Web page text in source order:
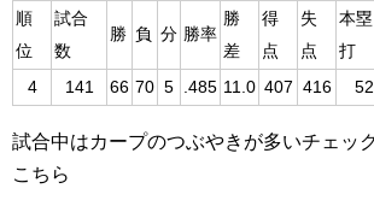
順
位
試合
数
勝 負 分 勝率
勝
差
得
点
失
点
本塁
打
4 141 66 70 5 .485 11.0 407 416 52
試合中はカープのつぶやきが多いチェッ
こちら